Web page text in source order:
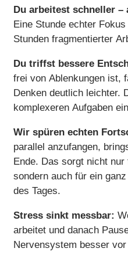
Du arbeitest schneller –
Eine Stunde echter
Stunden fragmentierter
Du triffst bessere
frei von Ablenkungen ist,
Denken deutlich leichter.
komplexeren Aufgaben
Wir spüren echten
parallel anzufangen,
Ende. Das sorgt nicht
sondern auch für ein
des Tages.
Stress sinkt messbar:
arbeitet und danach
Nervensystem besser